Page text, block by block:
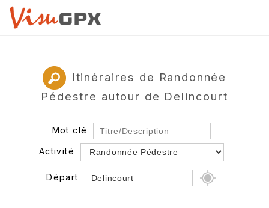
Itinéraires de Randonnée
Pédestre autour de Delincourt
Mot clé
Activité
Départ